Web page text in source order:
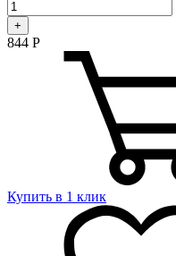
+
844 Р
Купить в 1 клик